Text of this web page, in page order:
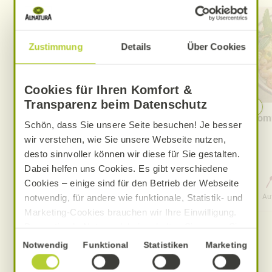
Zustimmung Details Über Cookies
Cookies für Ihren Komfort &
Transparenz beim Datenschutz
Schön, dass Sie unsere Seite besuchen! Je besser
wir verstehen, wie Sie unsere Webseite nutzen,
desto sinnvoller können wir diese für Sie gestalten.
Dabei helfen uns Cookies. Es gibt verschiedene
Cookies – einige sind für den Betrieb der Webseite
notwendig, für andere wie funktionale, Statistik- und
Marketing-Cookies brauchen wir Ihre Einwilligung.
Das optimale Nutzererlebnis erhalten Sie, wenn Sie
„Alle Cookies erlauben“ anklicken. Ihre Einwilligung
umfasst in diesem Fall auch den Einsatz von
Einwilligungsauswahl
Notwendig Funktional Statistiken Marketing
Pasta
Aufwand
0 Std. 30 Min.
Gesamtzeit